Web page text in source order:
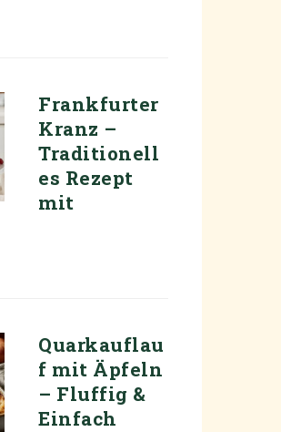
Frankfurter
Kranz –
Traditionell
es Rezept
mit
Quarkauflau
f mit Äpfeln
– Fluffig &
Einfach